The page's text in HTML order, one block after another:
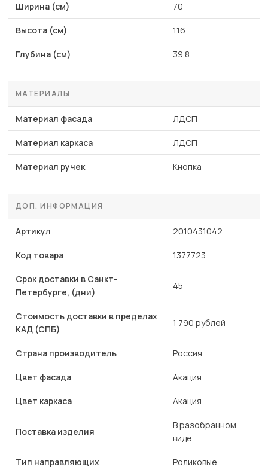
Ширина (см) 70
Высота (см) 116
Глубина (см) 39.8
МАТЕРИАЛЫ
Материал фасада ЛДСП
Материал каркаса ЛДСП
Материал ручек Кнопка
ДОП. ИНФОРМАЦИЯ
Артикул 2010431042
Код товара 1377723
Срок доставки в Санкт-
Петербурге, (дни)
45
Стоимость доставки в пределах
КАД (СПБ)
1 790 рублей
Страна производитель Россия
Цвет фасада Акация
Цвет каркаса Акация
Поставка изделия
В разобранном
виде
Тип направляющих Роликовые